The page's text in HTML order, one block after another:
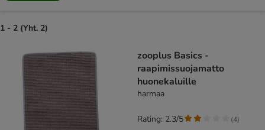
1 - 2 (Yht. 2)
zooplus Basics -
raapimissuojamatto
huonekaluille
harmaa
Rating: 2.3/5 (4)